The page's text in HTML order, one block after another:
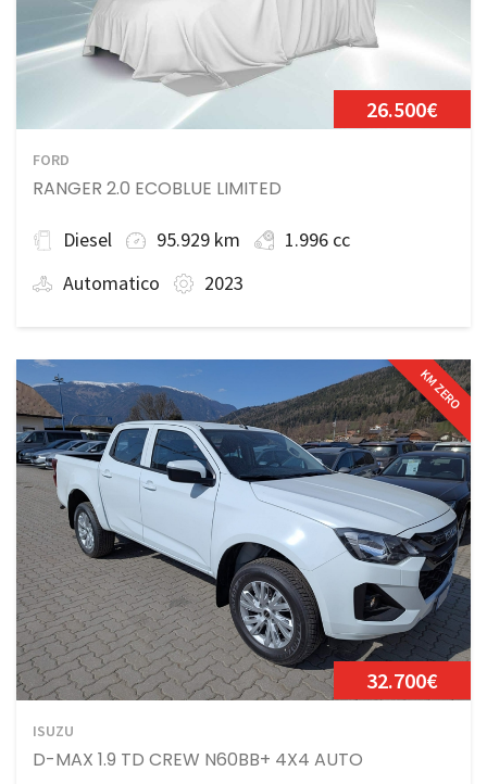
26.500€
FORD
RANGER 2.0 ECOBLUE LIMITED
Diesel 95.929 km
1.996 cc
Automatico
2023
KM ZERO
32.700€
ISUZU
D-MAX 1.9 TD CREW N60BB+ 4X4 AUTO